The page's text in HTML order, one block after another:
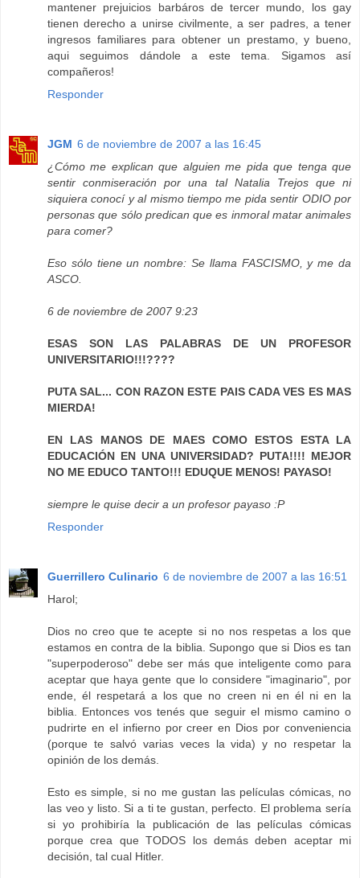
mantener prejuicios barbáros de tercer mundo, los gay
tienen derecho a unirse civilmente, a ser padres, a tener
ingresos familiares para obtener un prestamo, y bueno,
aqui seguimos dándole a este tema. Sigamos así
compañeros!
Responder
JGM 6 de noviembre de 2007 a las 16:45
¿Cómo me explican que alguien me pida que tenga que
sentir conmiseración por una tal Natalia Trejos que ni
siquiera conocí y al mismo tiempo me pida sentir ODIO por
personas que sólo predican que es inmoral matar animales
para comer?
Eso sólo tiene un nombre: Se llama FASCISMO, y me da
ASCO.
6 de noviembre de 2007 9:23
ESAS SON LAS PALABRAS DE UN PROFESOR
UNIVERSITARIO!!!????
PUTA SAL... CON RAZON ESTE PAIS CADA VES ES MAS
MIERDA!
EN LAS MANOS DE MAES COMO ESTOS ESTA LA
EDUCACIÓN EN UNA UNIVERSIDAD? PUTA!!!! MEJOR
NO ME EDUCO TANTO!!! EDUQUE MENOS! PAYASO!
siempre le quise decir a un profesor payaso :P
Responder
Guerrillero Culinario 6 de noviembre de 2007 a las 16:51
Harol;
Dios no creo que te acepte si no nos respetas a los que
estamos en contra de la biblia. Supongo que si Dios es tan
"superpoderoso" debe ser más que inteligente como para
aceptar que haya gente que lo considere "imaginario", por
ende, él respetará a los que no creen ni en él ni en la
biblia. Entonces vos tenés que seguir el mismo camino o
pudrirte en el infierno por creer en Dios por conveniencia
(porque te salvó varias veces la vida) y no respetar la
opinión de los demás.
Esto es simple, si no me gustan las películas cómicas, no
las veo y listo. Si a ti te gustan, perfecto. El problema sería
si yo prohibiría la publicación de las películas cómicas
porque crea que TODOS los demás deben aceptar mi
decisión, tal cual Hitler.